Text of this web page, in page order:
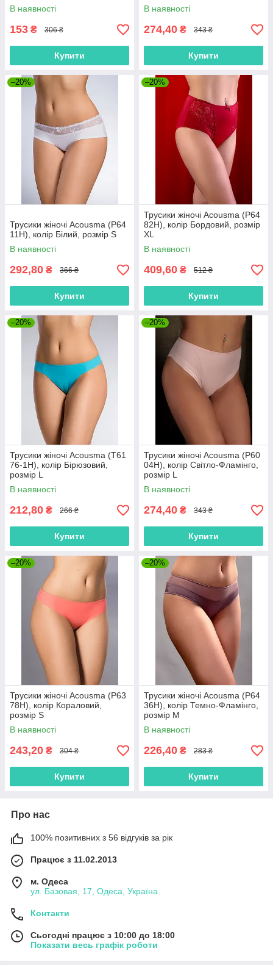
В наявності
153 ₴ 306 ₴
Купити
В наявності
274,40 ₴ 343 ₴
Купити
–20%
Трусики жіночі Acousma (P64
11H), колір Білий, розмір S
В наявності
292,80 ₴ 366 ₴
Купити
–20%
Трусики жіночі Acousma (P64
82H), колір Бордовий, розмір
XL
В наявності
409,60 ₴ 512 ₴
Купити
–20%
Трусики жіночі Acousma (T61
76-1H), колір Бірюзовий,
розмір L
В наявності
212,80 ₴ 266 ₴
Купити
–20%
Трусики жіночі Acousma (P60
04H), колір Світло-Фламінго,
розмір L
В наявності
274,40 ₴ 343 ₴
Купити
–20%
Трусики жіночі Acousma (P63
78H), колір Кораловий,
розмір S
В наявності
243,20 ₴ 304 ₴
Купити
–20%
Трусики жіночі Acousma (P64
36H), колір Темно-Фламінго,
розмір M
В наявності
226,40 ₴ 283 ₴
Купити
Про нас
100% позитивних з 56 відгуків за рік
Працює з 11.02.2013
м. Одеса
ул. Базовая, 17, Одеса, Україна
Контакти
Сьогодні працює з 10:00 до 18:00
Показати весь графік роботи